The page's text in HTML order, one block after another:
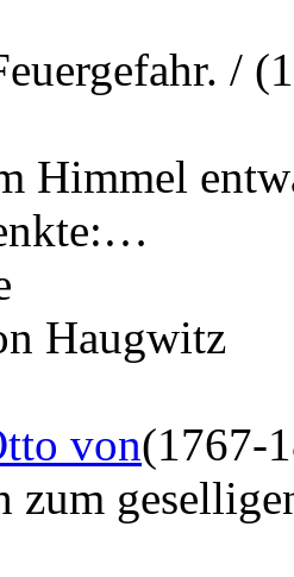
/
Himmel
Haugwitz
von(1767-
zum